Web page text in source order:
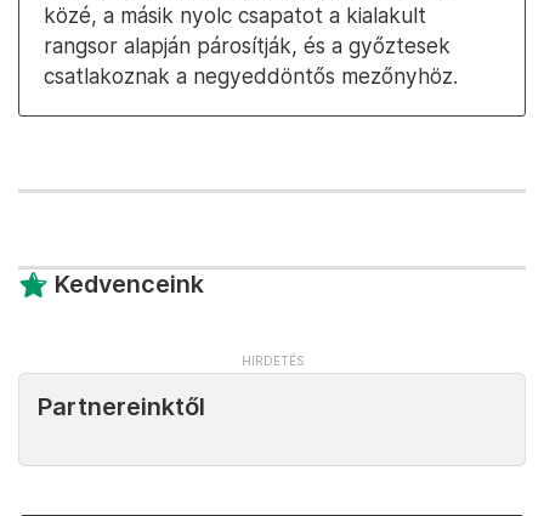
közé, a másik nyolc csapatot a kialakult
rangsor alapján párosítják, és a győztesek
csatlakoznak a negyeddöntős mezőnyhöz.
Kedvenceink
Partnereinktől